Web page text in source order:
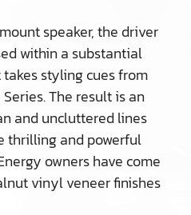
speaker, the driver
within a substantial
takes styling cues from
The result is an
and uncluttered lines
thrilling and powerful
owners have come
vinyl veneer finishes